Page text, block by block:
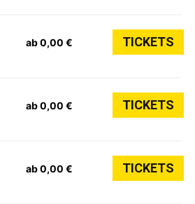
ab 0,00 € TICKETS
ab 0,00 € TICKETS
ab 0,00 € TICKETS